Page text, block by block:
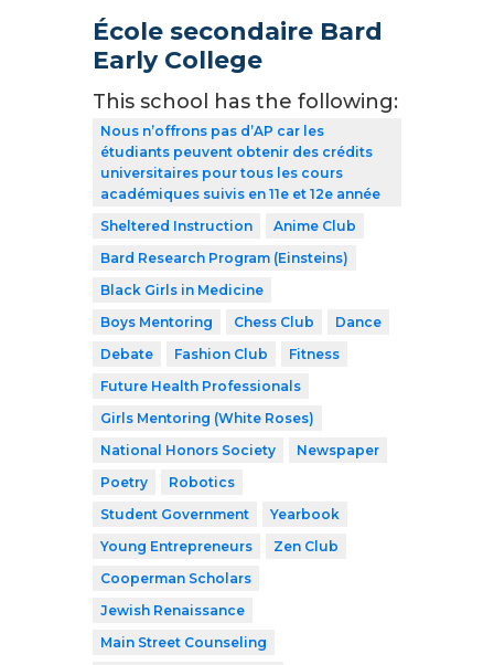
École secondaire Bard
Early College
This school has the following:
Nous n’offrons pas d’AP car les
étudiants peuvent obtenir des crédits
universitaires pour tous les cours
académiques suivis en 11e et 12e année
Sheltered Instruction
Anime Club
Bard Research Program (Einsteins)
Black Girls in Medicine
Boys Mentoring
Chess Club
Dance
Debate
Fashion Club
Fitness
Future Health Professionals
Girls Mentoring (White Roses)
National Honors Society
Newspaper
Poetry
Robotics
Student Government
Yearbook
Young Entrepreneurs
Zen Club
Cooperman Scholars
Jewish Renaissance
Main Street Counseling